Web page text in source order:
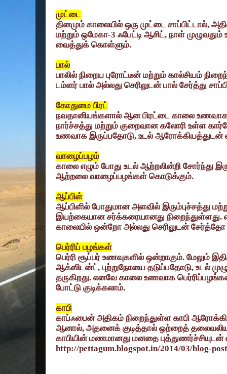
முட்டை
தினமும் காலையில் ஒரு முட்டை சாப்பிட்டால்,
மற்றும் ஒமேகா-3 ஃபேட்டி ஆசிட், நாள்
வைத்துக் கொள்ளும்.
பால்
பாலில் நிறைய புரோட்டீன் மற்றும் கால்சியம்
டம்ளர் பால் அல்லது செரிலுடன் பால் சேர்த்து
கோதுமை பிரட்
நவதானியங்களால் ஆன பிரட்டை காலை உணவாக
நார்ச்சத்து மற்றும் குறைவான கலோரி உள்ள
உணவாக இருப்பதோடு, உடல் ஆரோக்கியத்துடன்
வாழைப்பழம்
காலை எழும் போது உடல் ஆற்றலின்றி சோர்ந்து
ஆற்றலை வாழைப்பழங்கள் கொடுக்கும்.
ஆப்பிள்
ஆப்பிளில் போதுமான அளவில் இரும்புச்சத்து
இயற்கையான சர்க்கரையானது
காலையில் ஒன்றோ அல்லது செரிலுடன் சேர்த்தோ
பெர்ரிப் பழங்கள்
பெர்ரி சூப்பர் உணவுகளில் ஒன்றாகும். மேலும்
ஆக்ஸிடன்ட், புற்றுநோயை தடுப்பதோடு, உடல்
தருகிறது. எனவே காலை உணவாக
போட்டு குடிக்கலாம்.
காபி
காப்ஃபைன் அதிகம் நிறைந்துள்ள காபி
ஆனால், அதனைக் குடித்தால் ஒற்றைத்
காபியின் மணமானது மனதை
http://pettagum.blogspot.in/2014/03/blog-